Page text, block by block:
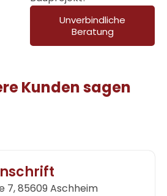
Unverbindliche
Beratung
Kunden sagen
7, 85609 Aschheim